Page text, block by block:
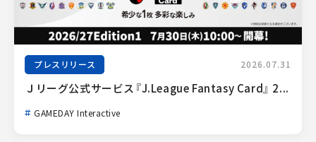
プレスリリース 2026.07.31
Ｊリーグ公式サービス『J.League Fantasy Card』 2...
GAMEDAY Interactive